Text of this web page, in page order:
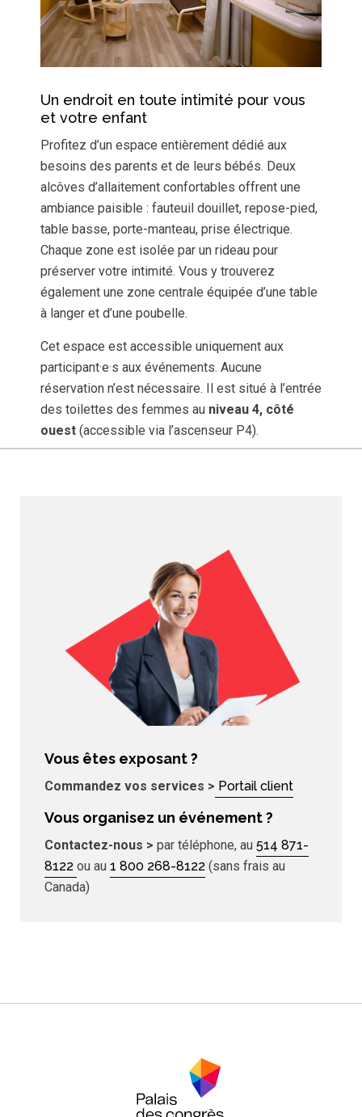
Un endroit en toute intimité pour vous
et votre enfant
Profitez d’un espace entièrement dédié aux
besoins des parents et de leurs bébés. Deux
alcôves d’allaitement confortables offrent une
ambiance paisible : fauteuil douillet, repose-pied,
table basse, porte-manteau, prise électrique.
Chaque zone est isolée par un rideau pour
préserver votre intimité. Vous y trouverez
également une zone centrale équipée d’une table
à langer et d’une poubelle.
Cet espace est accessible uniquement aux
participant·e·s aux événements. Aucune
réservation n’est nécessaire. Il est situé à l’entrée
des toilettes des femmes au niveau 4, côté
ouest (accessible via l’ascenseur P4).
Vous êtes exposant ?
Commandez vos services > Portail client
Vous organisez un événement ?
Contactez-nous > par téléphone, au 514 871-
8122 ou au 1 800 268-8122 (sans frais au
Canada)